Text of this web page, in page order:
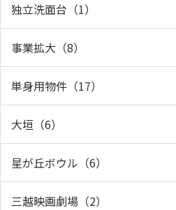
独立洗面台（1）
事業拡大（8）
単身用物件（17）
大垣（6）
星が丘ボウル（6）
三越映画劇場（2）